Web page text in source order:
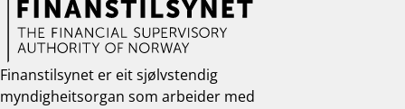
Finanstilsynet er eit sjølvstendig
myndigheitsorgan som arbeider med